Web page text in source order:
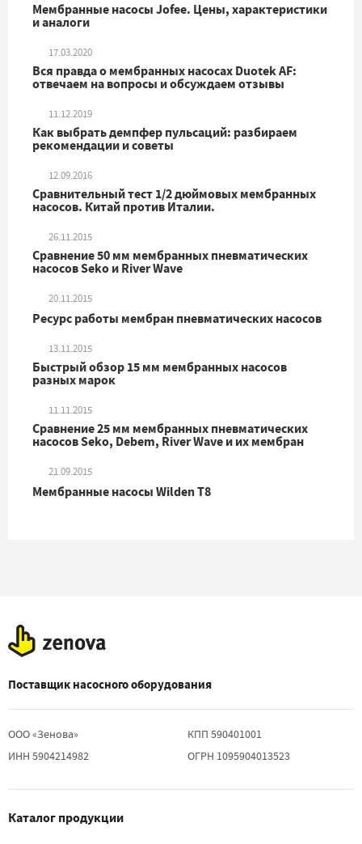
Мембранные насосы Jofee. Цены, характеристики
и аналоги
17.03.2020
Вся правда о мембранных насосах Duotek AF:
отвечаем на вопросы и обсуждаем отзывы
11.12.2019
Как выбрать демпфер пульсаций: разбираем
рекомендации и советы
12.09.2016
Сравнительный тест 1/2 дюймовых мембранных
насосов. Китай против Италии.
26.11.2015
Сравнение 50 мм мембранных пневматических
насосов Seko и River Wave
20.11.2015
Ресурс работы мембран пневматических насосов
13.11.2015
Быстрый обзор 15 мм мембранных насосов
разных марок
11.11.2015
Сравнение 25 мм мембранных пневматических
насосов Seko, Debem, River Wave и их мембран
21.09.2015
Мембранные насосы Wilden T8
Поставщик насосного оборудования
ООО «Зенова»
ИНН 5904214982
КПП 590401001
ОГРН 1095904013523
Каталог продукции